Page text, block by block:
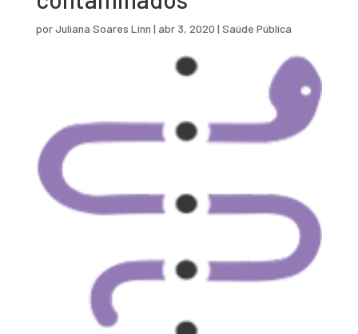
porJuliana Soares Linn | abr 3, 2020 | Saúde Pública